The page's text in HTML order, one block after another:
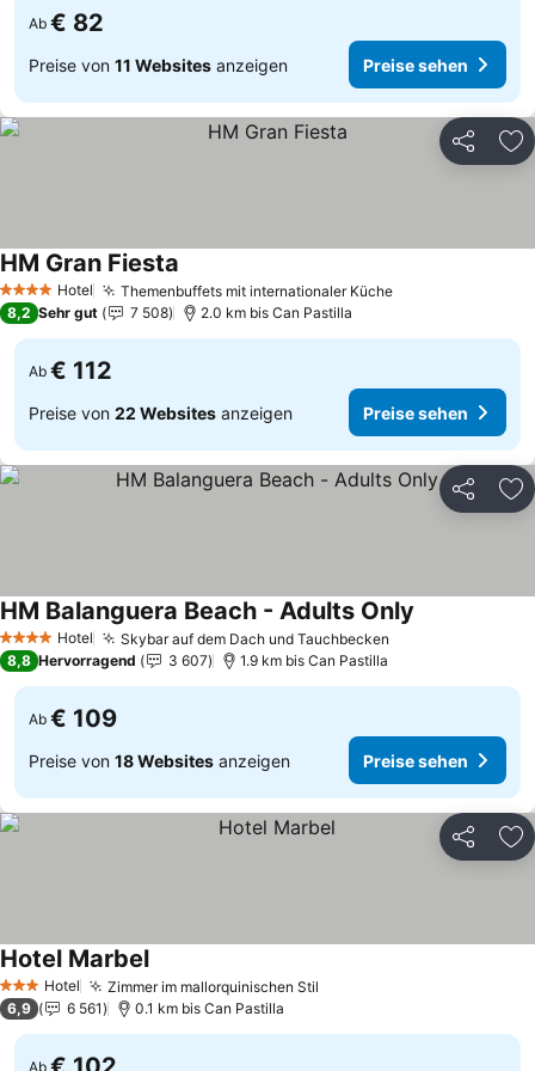
Ab € 82
Preise von 11 Websites anzeigen Preise sehen
Teilen
4 Sterne Hotel Themenbuffets mit internationaler KüchePreise sehen
HM Gran Fiesta
8,2 Sehr gut 7 508 2.0 km bis Can Pastilla
Ab € 112
Preise von 22 Websites anzeigen Preise sehen
Teilen
4 Sterne Hotel Skybar auf dem Dach und Tauchbecken
HM Balanguera Beach - Adults Only
8,8 Hervorragend 3 607 1.9 km bis Can Pastilla
Ab € 109
Preise von 18 Websites anzeigen Preise sehen
Teilen
3 SterneHotel Zimmer im mallorquinischen Stil
Hotel MarbelPreise sehen
6,9 6 561 0.1 km bis Can Pastilla
Ab